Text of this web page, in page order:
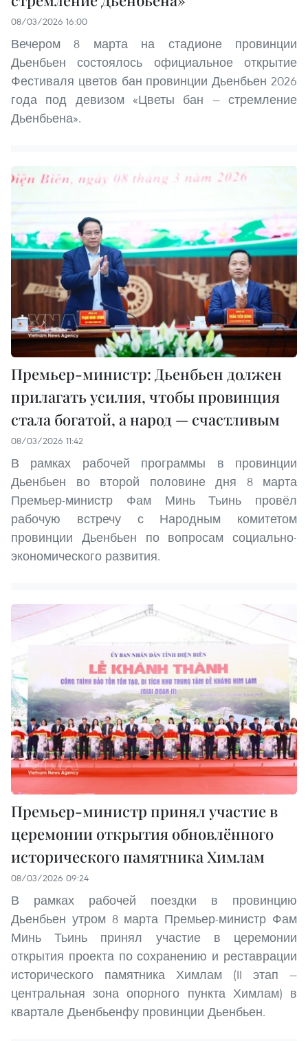
08/03/2026 16:00
Вечером 8 марта на стадионе провинции
Дьенбьен состоялось официальное открытие
Фестиваля цветов бан провинции Дьенбьен 2026
года под девизом «Цветы бан — стремление
Дьенбьена».
Премьер-министр: Дьенбьен должен
прилагать усилия, чтобы провинция
стала богатой, а народ — счастливым
08/03/2026 11:42
В рамках рабочей программы в провинции
Дьенбьен во второй половине дня 8 марта
Премьер-министр Фам Минь Тьинь провёл
рабочую встречу с Народным комитетом
провинции Дьенбьен по вопросам социально-
экономического развития.
Премьер-министр принял участие в
церемонии открытия обновлённого
исторического памятника Химлам
08/03/2026 09:24
В рамках рабочей поездки в провинцию
Дьенбьен утром 8 марта Премьер-министр Фам
Минь Тьинь принял участие в церемонии
открытия проекта по сохранению и реставрации
исторического памятника Химлам (II этап —
центральная зона опорного пункта Химлам) в
квартале Дьенбьенфу провинции Дьенбьен.